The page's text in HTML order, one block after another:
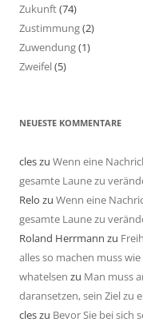
Zukunft(74)
Zustimmung(2)
Zuwendung(1)
Zweifel(5)
NEUESTE KOMMENTARE
cleszu Wenn eine
gesamte Laune zu
Relo zu Wenn eine
gesamte Laune zu
Roland Herrmann zu
alles so machen muss
whatelsen zu Man muss
daransetzen, sein Ziel zu
cleszu Bevor Sie bei sich